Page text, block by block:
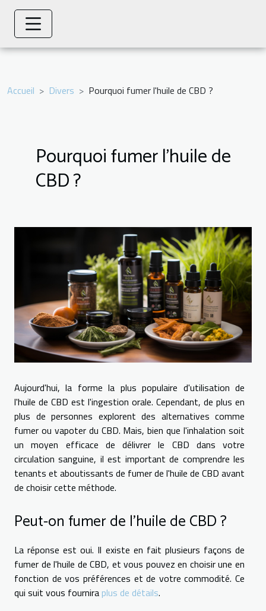
Accueil Divers Pourquoi fumer l'huile de CBD ?
Pourquoi fumer l'huile de
CBD ?
Aujourd'hui, la forme la plus populaire d'utilisation de
l'huile de CBD est l'ingestion orale. Cependant, de plus en
plus de personnes explorent des alternatives comme
fumer ou vapoter du CBD. Mais, bien que l'inhalation soit
un moyen efficace de délivrer le CBD dans votre
circulation sanguine, il est important de comprendre les
tenants et aboutissants de fumer de l'huile de CBD avant
de choisir cette méthode.
Peut-on fumer de l'huile de CBD ?
La réponse est oui. Il existe en fait plusieurs façons de
fumer de l'huile de CBD, et vous pouvez en choisir une en
fonction de vos préférences et de votre commodité. Ce
qui suit vous fournira plus de détails.